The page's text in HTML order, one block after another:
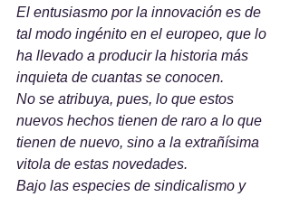
El entusiasmo por la innovación es de
tal modo ingénito en el europeo, que lo
ha llevado a producir la historia más
inquieta de cuantas se conocen.
No se atribuya, pues, lo que estos
nuevos hechos tienen de raro a lo que
tienen de nuevo, sino a la extrañísima
vitola de estas novedades.
Bajo las especies de sindicalismo y